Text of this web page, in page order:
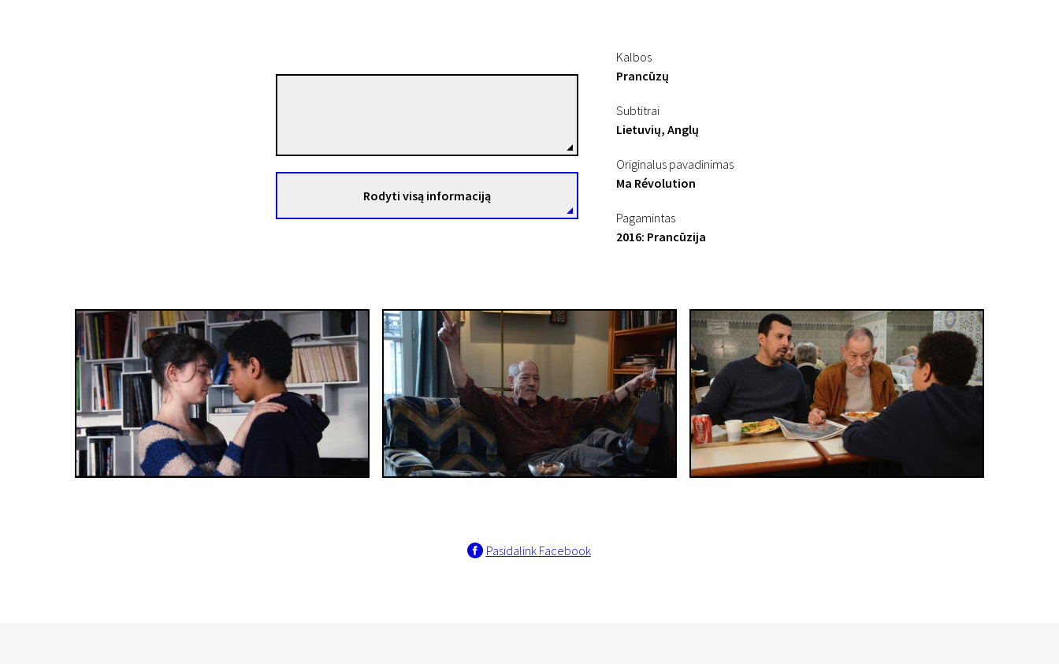
Rodyti visą informaciją
Kalbos
Prancūzų
Subtitrai
Lietuvių, Anglų
Originalus pavadinimas
Ma Révolution
Pagamintas
2016: Prancūzija
Pasidalink Facebook